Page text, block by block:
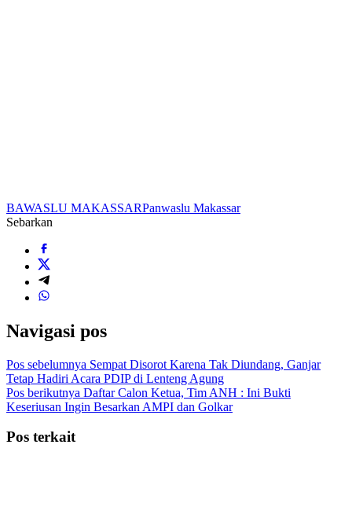
BAWASLU MAKASSARPanwaslu Makassar
Sebarkan
Navigasi pos
Pos sebelumnya Sempat Disorot Karena Tak Diundang, Ganjar
Tetap Hadiri Acara PDIP di Lenteng Agung
Pos berikutnya Daftar Calon Ketua, Tim ANH : Ini Bukti
Keseriusan Ingin Besarkan AMPI dan Golkar
Pos terkait